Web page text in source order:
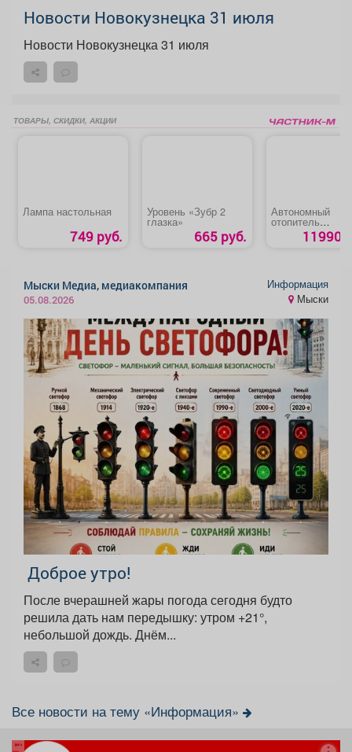
Новости Новокузнецка 31 июля
Новости Новокузнецка 31 июля
ТОВАРЫ, СКИДКИ, АКЦИИ
Лампа настольная
749 руб.
Уровень «Зубр 2
глазка»
665 руб.
Автономный
отопитель
дизельный
11990
Мыски Медиа, медиакомпания
05.08.2026
Информация
Мыски
Доброе утро!
После вчерашней жары погода сегодня будто
решила дать нам передышку: утром +21°,
небольшой дождь. Днём...
Все новости на тему «Информация»